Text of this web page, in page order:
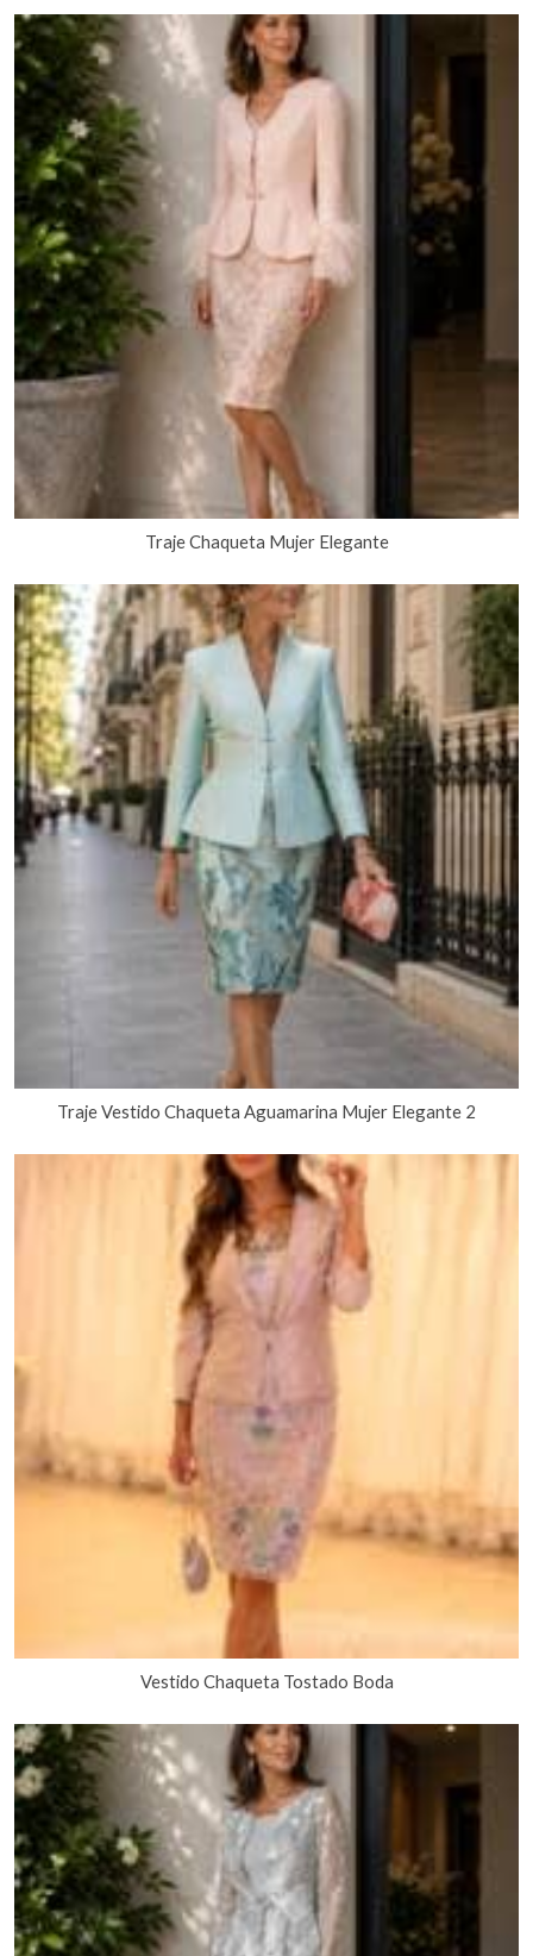
Traje Chaqueta Mujer Elegante
Traje Vestido Chaqueta Aguamarina Mujer Elegante 2
Vestido Chaqueta Tostado Boda